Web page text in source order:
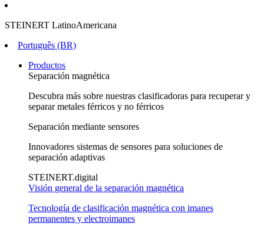
STEINERT LatinoAmericana
Português (BR)
Productos
Separación magnética
Descubra más sobre nuestras clasificadoras para recuperar y
separar metales férricos y no férricos
Separación mediante sensores
Innovadores sistemas de sensores para soluciones de
separación adaptivas
STEINERT.digital
Visión general de la separación magnética
Tecnología de clasificación magnética con imanes
permanentes y electroimanes